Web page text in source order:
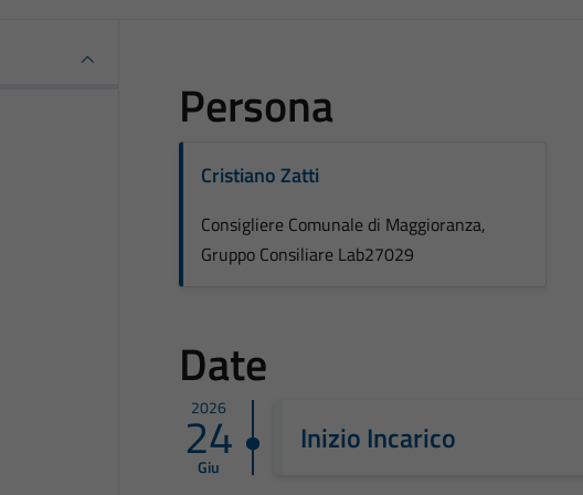
Persona
Cristiano Zatti
Consigliere Comunale di Maggioranza,
Gruppo Consiliare Lab27029
Date
2026
24
Giu
Inizio Incarico